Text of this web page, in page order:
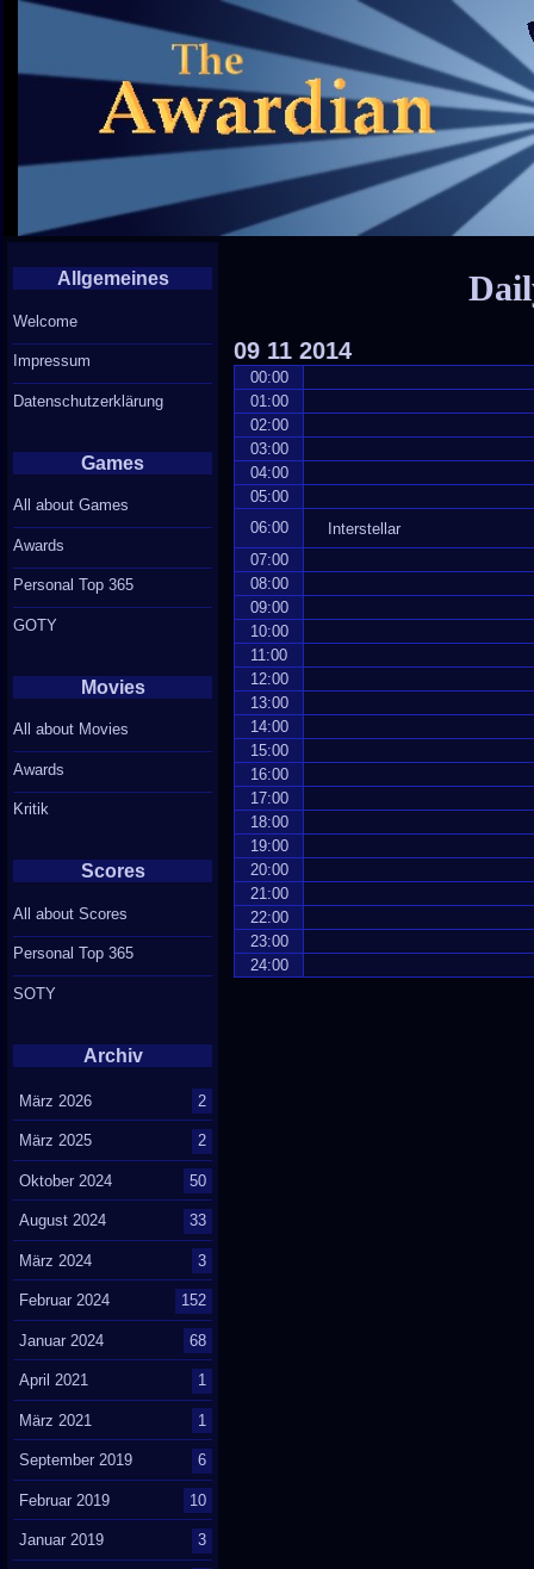
09 11 2014
00:00
01:00
02:00
03:00
04:00
05:00
06:00
Interstellar
07:00
08:00
09:00
10:00
11:00
12:00
13:00
14:00
15:00
16:00
17:00
18:00
19:00
20:00
21:00
22:00
23:00
24:00
Allgemeines
Welcome
Impressum
Datenschutzerklärung
Games
All about Games
Awards
Personal Top 365
GOTY
Movies
All about Movies
Awards
Kritik
Scores
All about Scores
Personal Top 365
SOTY
Archiv
März 2026 2
März 2025 2
Oktober 2024 50
August 2024 33
März 2024 3
Februar 2024 152
Januar 2024 68
April 2021 1
März 2021 1
September 2019 6
Februar 2019 10
Januar 2019 3